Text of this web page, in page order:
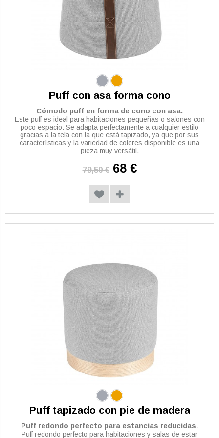
Puff con asa forma cono
Cómodo puff en forma de cono con asa.
Este puff es ideal para habitaciones pequeñas o salones con
poco espacio. Se adapta perfectamente a cualquier estilo
gracias a la tela con la que está tapizado, ya que por sus
características y la variedad de colores disponible es una
pieza muy versátil.
79,50 € 68 €
Puff tapizado con pie de madera
Puff redondo perfecto para estancias reducidas.
Puff redondo perfecto para habitaciones y salas de estar